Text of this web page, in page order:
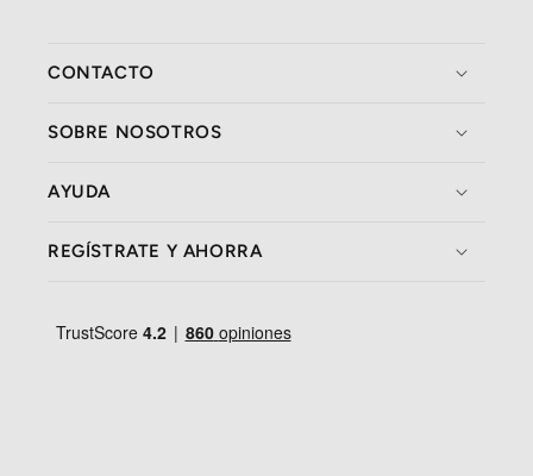
CONTACTO
SOBRE NOSOTROS
AYUDA
REGÍSTRATE Y AHORRA